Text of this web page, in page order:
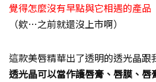
覺得怎麼沒有早點與它相遇的產品
（欸…之前就還沒上市啊）
這款美唇精華出了透明的透光晶跟
透光晶可以當作護唇膏、唇膜、唇